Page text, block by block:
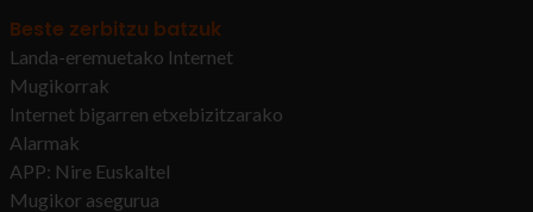
Beste zerbitzu batzuk
Landa-eremuetako Internet
Mugikorrak
Internet bigarren etxebizitzarako
Alarmak
APP: Nire Euskaltel
Mugikor asegurua